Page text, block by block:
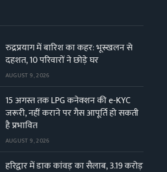
रुद्रप्रयाग में बारिश का कहर: भूस्खलन से
दहशत, 10 परिवारों ने छोड़े घर
AUGUST 9, 2026
15 अगस्त तक LPG कनेक्शन की e-KYC
जरूरी, नहीं कराने पर गैस आपूर्ति हो सकती
है प्रभावित
AUGUST 9, 2026
हरिद्वार में डाक कांवड़ का सैलाब, 3.19 करोड़